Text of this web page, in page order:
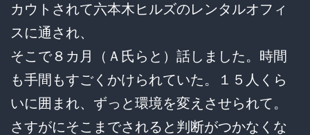
カウトされて六本木ヒルズのレンタルオフィ
スに通され、
そこで８カ月（Ａ氏らと）話しました。時間
も手間もすごくかけられていた。１５人くら
いに囲まれ、ずっと環境を変えさせられて。
さすがにそこまでされると判断がつかなくな